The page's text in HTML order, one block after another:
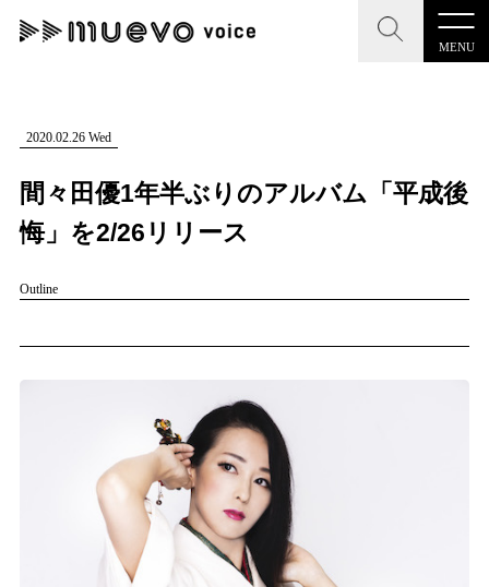
MENU
記事を検索する
人気ワード
#男性SSW #ポップス #女性SSW #ロック #男性シンガー
#男性シンガーグループ #R&B/ソウル
"読者の声を形にする”音楽特化メディア
MENU
プレスリリース一覧
お問い合わせ
記事リクエスト
2020.02.26 Wed
間々田優1年半ぶりのアルバム「平成後
悔」を2/26リリース
Outline